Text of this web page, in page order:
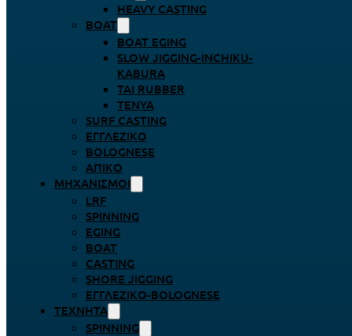
HEAVY CASTING
BOAT
BOAT EGING
SLOW JIGGING-INCHIKU-
KABURA
TAI RUBBER
TENYA
SURF CASTING
ΕΓΓΛΈΖΙΚΟ
BOLOGNESE
ΑΠΊΚΟ
ΜΗΧΑΝΙΣΜΟΊ
LRF
SPINNING
EGING
BOAT
CASTING
SHORE JIGGING
ΕΓΓΛΈΖΙΚΟ-BOLOGNESE
ΤΕΧΝΗΤΆ
SPINNING